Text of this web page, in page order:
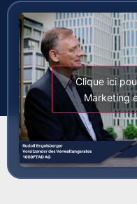
Clique ici
Marketing